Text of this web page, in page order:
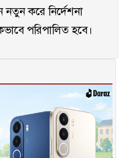
করে নির্দেশনা
পরিপালিত হবে।